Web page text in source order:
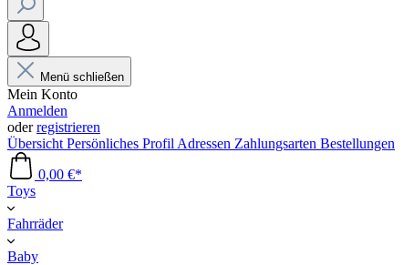
Menü schließen
Mein Konto
Anmelden
oderregistrieren
Übersicht Persönliches Profil Adressen Zahlungsarten Bestellungen
0,00 €*
Toys
Fahrräder
Baby